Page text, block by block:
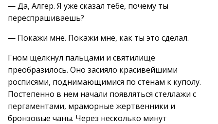
— Да, Алгер. Я уже сказал тебе, почему ты
переспрашиваешь?
— Покажи мне. Покажи мне, как ты это сделал.
Гном щелкнул пальцами и святилище
преобразилось. Оно засияло красивейшими
росписями, поднимающимися по стенам к куполу.
Постепенно в нем начали появляться стеллажи с
пергаментами, мраморные жертвенники и
бронзовые чаны. Через несколько минут